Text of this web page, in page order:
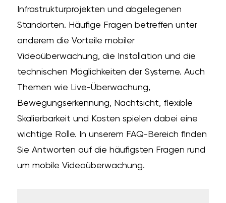
Infrastrukturprojekten und abgelegenen
Standorten. Häufige Fragen betreffen unter
anderem die Vorteile mobiler
Videoüberwachung, die Installation und die
technischen Möglichkeiten der Systeme. Auch
Themen wie Live-Überwachung,
Bewegungserkennung, Nachtsicht, flexible
Skalierbarkeit und Kosten spielen dabei eine
wichtige Rolle. In unserem FAQ-Bereich finden
Sie Antworten auf die häufigsten Fragen rund
um mobile Videoüberwachung.